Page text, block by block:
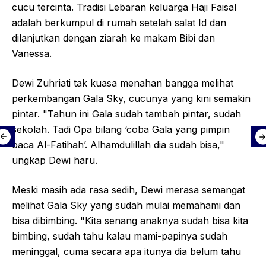
cucu tercinta. Tradisi Lebaran keluarga Haji Faisal
adalah berkumpul di rumah setelah salat Id dan
dilanjutkan dengan ziarah ke makam Bibi dan
Vanessa.
Dewi Zuhriati tak kuasa menahan bangga melihat
perkembangan Gala Sky, cucunya yang kini semakin
pintar. "Tahun ini Gala sudah tambah pintar, sudah
sekolah. Tadi Opa bilang ‘coba Gala yang pimpin
baca Al-Fatihah’. Alhamdulillah dia sudah bisa,"
ungkap Dewi haru.
Meski masih ada rasa sedih, Dewi merasa semangat
melihat Gala Sky yang sudah mulai memahami dan
bisa dibimbing. "Kita senang anaknya sudah bisa kita
bimbing, sudah tahu kalau mami-papinya sudah
meninggal, cuma secara apa itunya dia belum tahu